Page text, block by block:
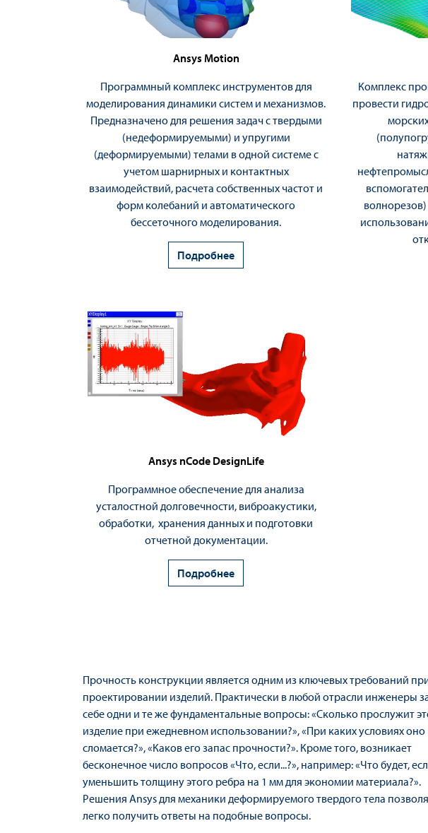
Ansys Motion
Программный комплекс инструментов для
моделирования динамики систем и механизмов.
Предназначено для решения задач с твердыми
(недеформируемыми) и упругими
(деформируемыми) телами в одной системе с
учетом шарнирных и контактных
взаимодействий, расчета собственных частот и
форм колебаний и автоматического
бессеточного моделирования.
Подробнее
Комплекс
провести
Ansys nCode DesignLife
Программное обеспечение для анализа
усталостной долговечности, виброакустики,
обработки, хранения данных и подготовки
отчетной документации.
Подробнее
Прочность конструкции является одним из ключевых требований
проектировании изделий. Практически в любой отрасли инженеры
себе одни и те же фундаментальные вопросы: «Сколько прослужит
изделие при ежедневном использовании?», «При каких условиях оно
сломается?», «Каков его запас прочности?». Кроме того, возникает
бесконечное число вопросов «Что, если...?», например: «Что будет,
уменьшить толщину этого ребра на 1 мм для экономии материала?».
Решения Ansys для механики деформируемого твердого тела
легко получить ответы на подобные вопросы.